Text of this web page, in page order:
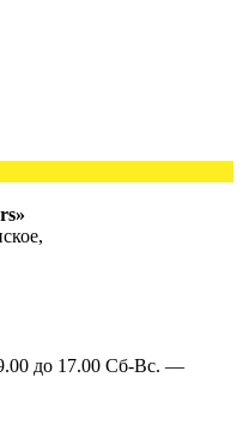
до 17.00 Сб-Вс. —